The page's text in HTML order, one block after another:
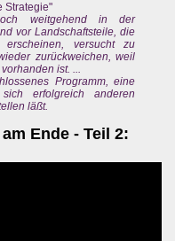
Strategie"
weitgehend in der
vor Landschaftsteile, die
versucht zu
zurückweichen, weil
ist. ...
Programm, eine
erfolgreich anderen
läßt.
Ende - Teil 2: